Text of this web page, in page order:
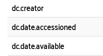
dc.creator
dc.date.accessioned
dc.date.available